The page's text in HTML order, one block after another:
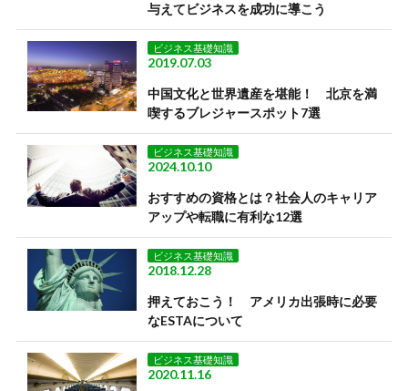
与えてビジネスを成功に導こう
ビジネス基礎知識
2019.07.03
中国文化と世界遺産を堪能！ 北京を満
喫するブレジャースポット7選
ビジネス基礎知識
2024.10.10
おすすめの資格とは？社会人のキャリア
アップや転職に有利な12選
ビジネス基礎知識
2018.12.28
押えておこう！ アメリカ出張時に必要
なESTAについて
ビジネス基礎知識
2020.11.16